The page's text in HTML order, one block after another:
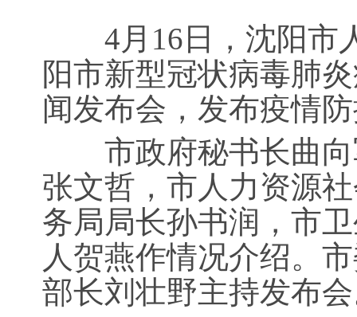
4月16日，沈阳市
阳市新型冠状病毒肺
闻发布会，发布疫情
市政府秘书长曲向
张文哲，市人力资源
务局局长孙书润，市
人贺燕作情况介绍。
部长刘壮野主持发布